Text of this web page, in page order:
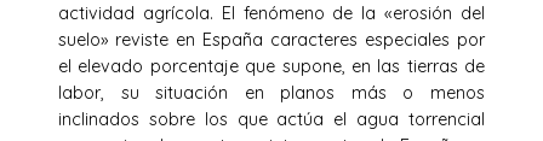
actividad agrícola. El fenómeno de la «erosión del
suelo» reviste en España caracteres especiales por
el elevado porcentaje que supone, en las tierras de
labor, su situación en planos más o menos
inclinados sobre los que actúa el agua torrencial